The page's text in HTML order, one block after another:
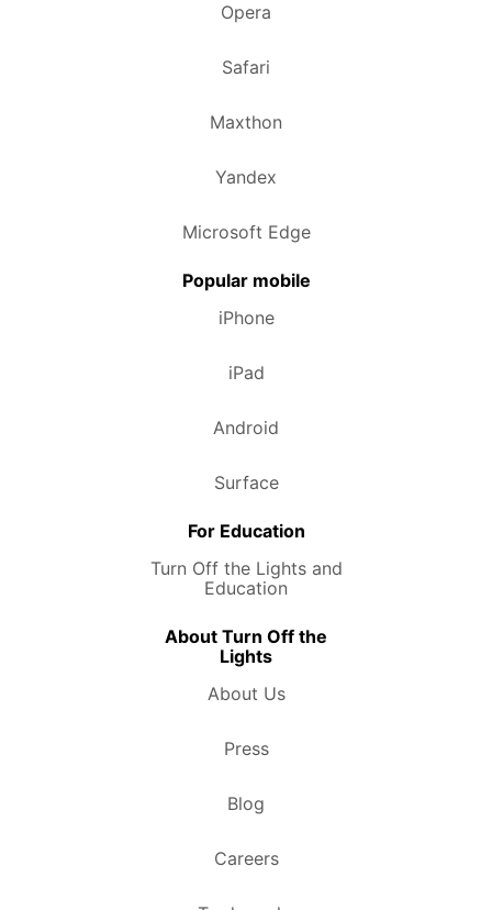
Opera
Safari
Maxthon
Yandex
Microsoft Edge
Popular mobile
iPhone
iPad
Android
Surface
For Education
Turn Off the Lights and
Education
About Turn Off the
Lights
About Us
Press
Blog
Careers